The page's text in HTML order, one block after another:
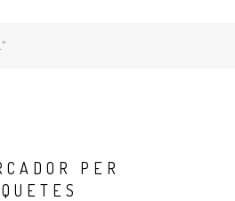
PER